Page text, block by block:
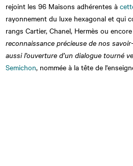
rejoint les 96 Maisons adhérentes à
rayonnement du luxe hexagonal et qui
rangs Cartier, Chanel, Hermès ou
reconnaissance précieuse de nos
aussi l’ouverture d’un dialogue tourné
Semichon, nommée à la tête de